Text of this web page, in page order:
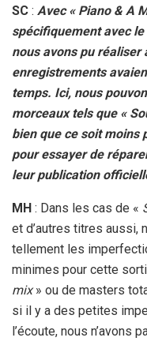
SC : Avec « Piano & A
spécifiquement avec le
nous avons pu réaliser
enregistrements
temps. Ici, nous
morceaux tels que «
bien que ce soit moins
pour essayer de
leur publication
MH : Dans les cas de «
et d’autres titres aussi,
tellement les
minimes pour cette
mix» ou de masters
si il y a des petites
l’écoute, nous n’avons